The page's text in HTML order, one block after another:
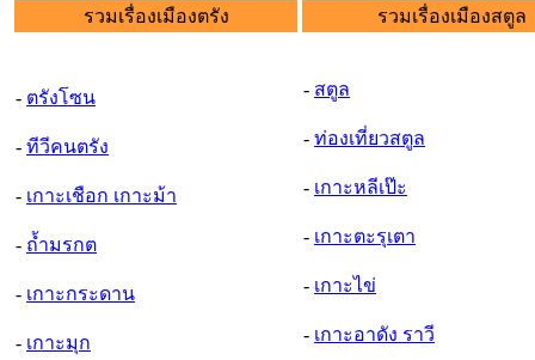
รวมเรื่องเมืองตรัง รวมเรื่องเมืองสตูล
- ตรังโซน
- ทีวีคนตรัง
- เกาะเชือก เกาะม้า
- ถ้ำมรกต
- เกาะกระดาน
- เกาะมุก
- สตูล
- ท่องเที่ยวสตูล
- เกาะหลีเป๊ะ
- เกาะตะรุเตา
- เกาะไข่
- เกาะอาดัง ราวี